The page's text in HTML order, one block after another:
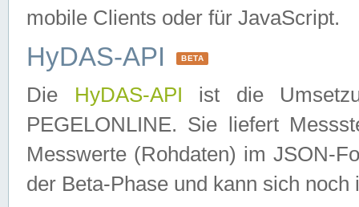
mobile Clients oder für JavaScript.
HyDAS-API BETA
Die HyDAS-API ist die
PEGELONLINE. Sie liefert
Messwerte (Rohdaten) im JSON-
der Beta-Phase und kann sich noch